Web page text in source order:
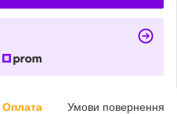
Оплата Умови повернення